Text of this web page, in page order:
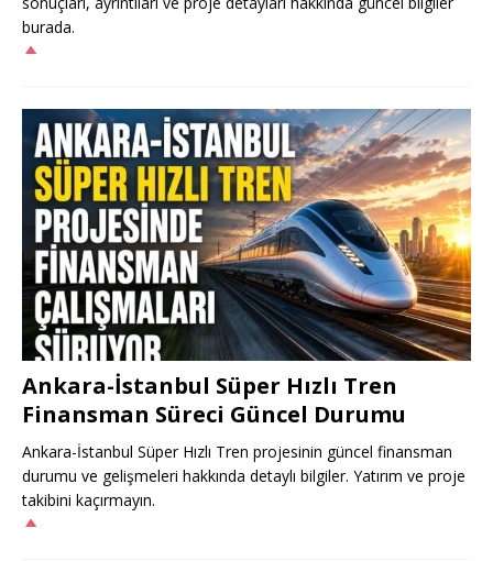
burada.
Ankara-İstanbul Süper Hızlı Tren
Finansman Süreci Güncel Durumu
Ankara-İstanbul Süper Hızlı Tren projesinin güncel finansman
durumu ve gelişmeleri hakkında detaylı bilgiler. Yatırım ve proje
takibini kaçırmayın.